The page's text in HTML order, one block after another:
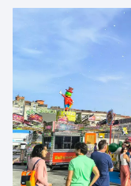
BALONCESTO
Sandra
semifinales